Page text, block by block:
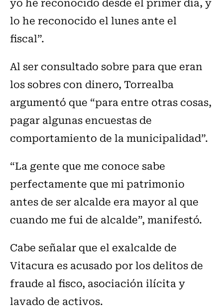
lo he reconocido el lunes ante el
fiscal”.
Al ser consultado sobre para que eran
los sobres con dinero, Torrealba
argumentó que “para entre otras cosas,
pagar algunas encuestas de
comportamiento de la municipalidad”.
“La gente que me conoce sabe
perfectamente que mi patrimonio
antes de ser alcalde era mayor al que
cuando me fui de alcalde”, manifestó.
Cabe señalar que el exalcalde de
Vitacura es acusado por los delitos de
fraude al fisco, asociación ilícita y
lavado de activos.